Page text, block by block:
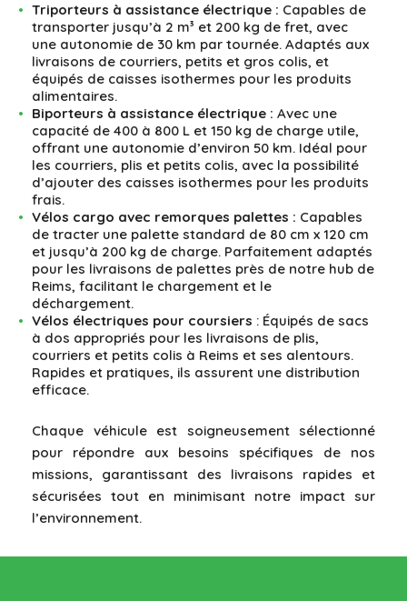
Triporteurs à assistance électrique : Capables de
transporter jusqu’à 2 m³ et 200 kg de fret, avec
une autonomie de 30 km par tournée. Adaptés aux
livraisons de courriers, petits et gros colis, et
équipés de caisses isothermes pour les produits
alimentaires.
Biporteurs à assistance électrique : Avec une
capacité de 400 à 800 L et 150 kg de charge utile,
offrant une autonomie d’environ 50 km. Idéal pour
les courriers, plis et petits colis, avec la possibilité
d’ajouter des caisses isothermes pour les produits
frais.
Vélos cargo avec remorques palettes : Capables
de tracter une palette standard de 80 cm x 120 cm
et jusqu’à 200 kg de charge. Parfaitement adaptés
pour les livraisons de palettes près de notre hub de
Reims, facilitant le chargement et le
déchargement.
Vélos électriques pour coursiers : Équipés de sacs
à dos appropriés pour les livraisons de plis,
courriers et petits colis à Reims et ses alentours.
Rapides et pratiques, ils assurent une distribution
efficace.
Chaque véhicule est soigneusement sélectionné
pour répondre aux besoins spécifiques de nos
missions, garantissant des livraisons rapides et
sécurisées tout en minimisant notre impact sur
l’environnement.